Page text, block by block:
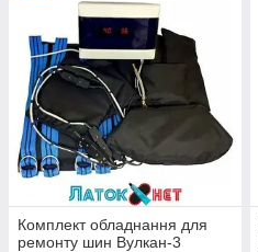
Комплект обладнання для
ремонту шин Вулкан-3